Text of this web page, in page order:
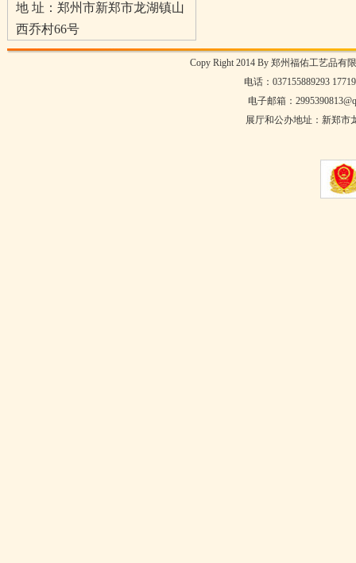
地 址：郑州市新郑市龙湖镇山
西乔村66号
Copy Right 2014 By 郑州福佑工艺品有
电话：037155889293
电子邮箱：
展厅和公办地址：新郑